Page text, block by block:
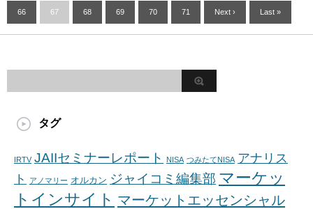
66 67 68 69 70 71 Next › Last »
タグ
IRTV JAIIセミナーレポート NISA つみたてNISA アナリス
ト
アノマリー オルカン ジャイコミ編集部 マーケッ
トインサイト マーケットエッセンシャル